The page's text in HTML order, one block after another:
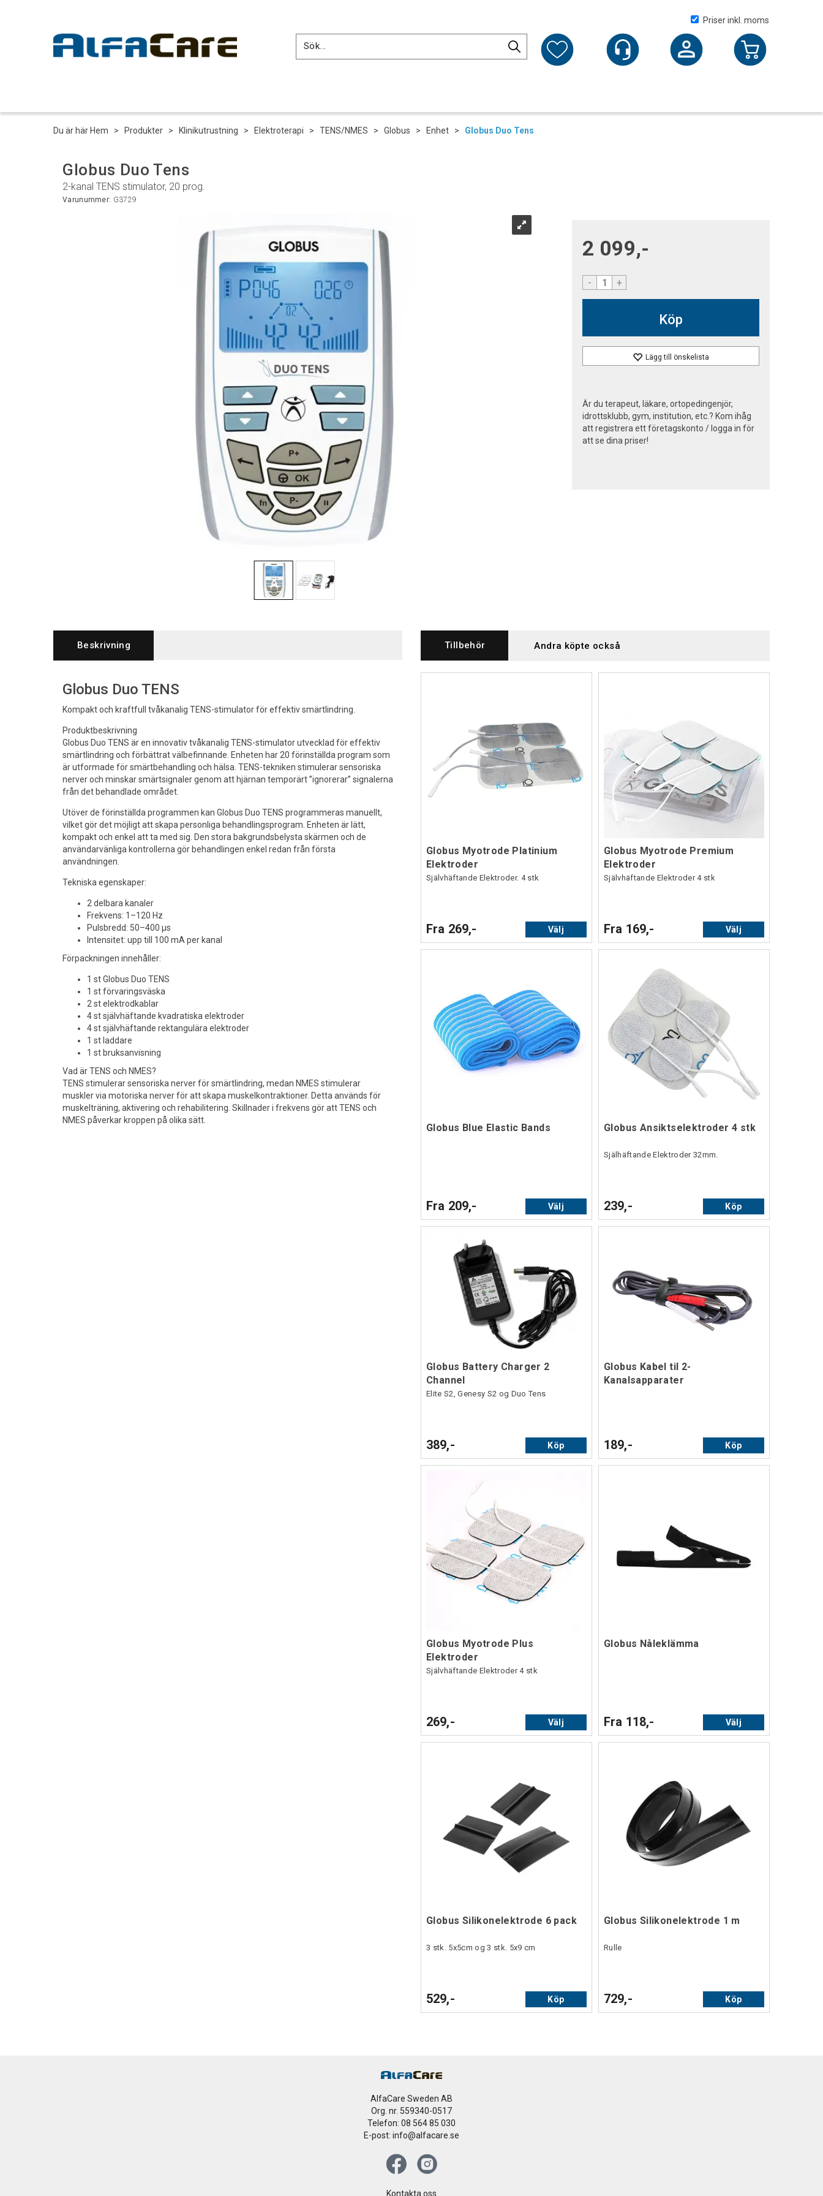
Priser inkl. moms
Du är här Hem > Produkter > Klinikutrustning > Elektroterapi > TENS/NMES > Globus > Enhet > Globus Duo Tens
Globus Duo Tens
2-kanal TENS stimulator, 20 prog.
Varunummer: G3729
2 099,-
- +
Köp
Lägg till önskelista
Är du terapeut, läkare, ortopedingenjör,
idrottsklubb, gym, institution, etc.? Kom ihåg
att registrera ett företagskonto / logga in för
att se dina priser!
Beskrivning
Globus Duo TENS
Kompakt och kraftfull tvåkanalig TENS-stimulator för effektiv smärtlindring.
Produktbeskrivning
Globus Duo TENS är en innovativ tvåkanalig TENS-stimulator utvecklad för effektiv
smärtlindring och förbättrat välbefinnande. Enheten har 20 förinställda program som
är utformade för smärtbehandling och hälsa. TENS-tekniken stimulerar sensoriska
nerver och minskar smärtsignaler genom att hjärnan temporärt ”ignorerar” signalerna
från det behandlade området.
Utöver de förinställda programmen kan Globus Duo TENS programmeras manuellt,
vilket gör det möjligt att skapa personliga behandlingsprogram. Enheten är lätt,
kompakt och enkel att ta med sig. Den stora bakgrundsbelysta skärmen och de
användarvänliga kontrollerna gör behandlingen enkel redan från första
användningen.
Tekniska egenskaper:
2 delbara kanaler
Frekvens: 1–120 Hz
Pulsbredd: 50–400 µs
Intensitet: upp till 100 mA per kanal
Förpackningen innehåller:
1 st Globus Duo TENS
1 st förvaringsväska
2 st elektrodkablar
4 st självhäftande kvadratiska elektroder
4 st självhäftande rektangulära elektroder
1 st laddare
1 st bruksanvisning
Vad är TENS och NMES?
TENS stimulerar sensoriska nerver för smärtlindring, medan NMES stimulerar
muskler via motoriska nerver för att skapa muskelkontraktioner. Detta används för
muskelträning, aktivering och rehabilitering. Skillnader i frekvens gör att TENS och
NMES påverkar kroppen på olika sätt.
Tillbehör Andra köpte också
Globus Myotrode Platinium
Elektroder
Självhäftande Elektroder. 4 stk
Fra 269,- Välj
Globus Myotrode Premium
Elektroder
Självhäftande Elektroder 4 stk
Fra 169,- Välj
Globus Blue Elastic Bands
Fra 209,- Välj
Globus Ansiktselektroder 4 stk
Själhäftande Elektroder 32mm.
239,- Köp
Globus Battery Charger 2
Channel
Elite S2, Genesy S2 og Duo Tens
389,- Köp
Globus Kabel til 2-
Kanalsapparater
189,- Köp
Globus Myotrode Plus
Elektroder
Självhäftande Elektroder 4 stk
269,- Välj
Globus Nåleklämma
Fra 118,- Välj
Globus Silikonelektrode 6 pack
3 stk. 5x5cm og 3 stk. 5x9 cm
529,- Köp
Globus Silikonelektrode 1 m
Rulle
729,- Köp
AlfaCare Sweden AB
Org. nr. 559340-0517
Telefon: 08 564 85 030
E-post: info@alfacare.se
Kontakta oss